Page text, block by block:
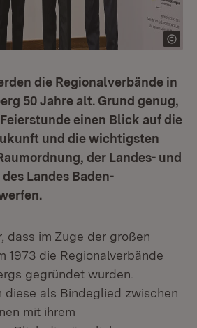
die Regionalverbände in
50 Jahre alt. Grund genug,
einen Blick auf die
und die wichtigsten
der Landes- und
Landes Baden-
dass im Zuge der großen
1973 die Regionalverbände
gegründet wurden.
diese als Bindeglied zwischen
mit ihrem